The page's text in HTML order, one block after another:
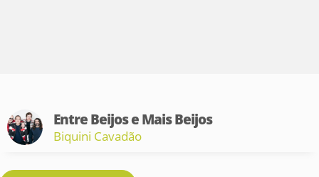
Entre Beijos e Mais Beijos
Biquini Cavadão